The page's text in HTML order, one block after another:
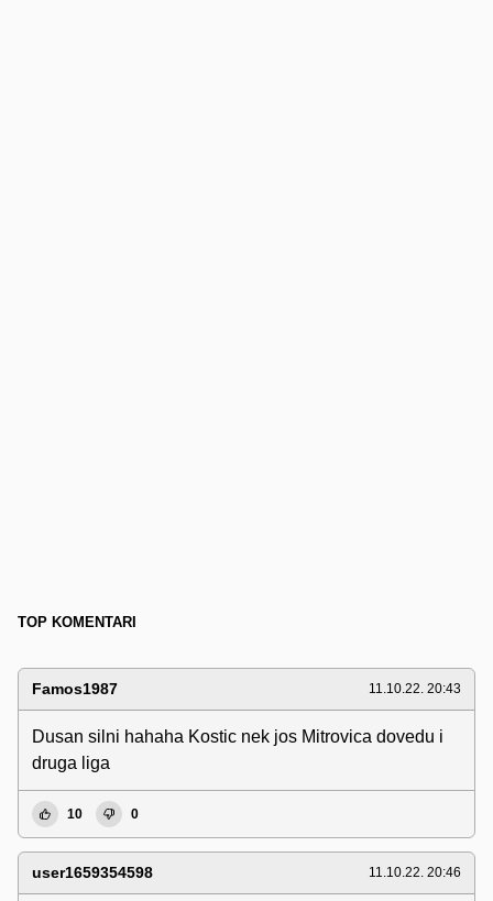
TOP KOMENTARI
Famos1987 11.10.22. 20:43
Dusan silni hahaha Kostic nek jos Mitrovica dovedu i
druga liga
10 0
user1659354598 11.10.22. 20:46